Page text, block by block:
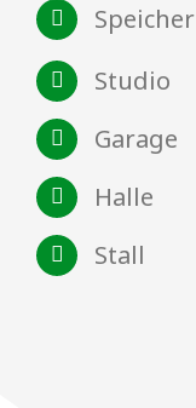
Speicher
Studio
Garage
Halle
Stall